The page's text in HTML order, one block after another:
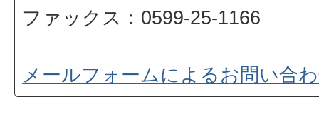
ファックス：0599-25-1166
メールフォームによるお問い合